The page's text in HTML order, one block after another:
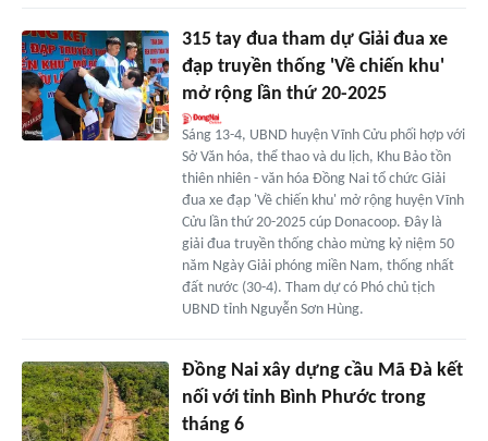
315 tay đua tham dự Giải đua xe
đạp truyền thống 'Về chiến khu'
mở rộng lần thứ 20-2025
Sáng 13-4, UBND huyện Vĩnh Cửu phối hợp với
Sở Văn hóa, thể thao và du lịch, Khu Bảo tồn
thiên nhiên - văn hóa Đồng Nai tổ chức Giải
đua xe đạp 'Về chiến khu' mở rộng huyện Vĩnh
Cửu lần thứ 20-2025 cúp Donacoop. Đây là
giải đua truyền thống chào mừng kỷ niệm 50
năm Ngày Giải phóng miền Nam, thống nhất
đất nước (30-4). Tham dự có Phó chủ tịch
UBND tỉnh Nguyễn Sơn Hùng.
Đồng Nai xây dựng cầu Mã Đà kết
nối với tỉnh Bình Phước trong
tháng 6